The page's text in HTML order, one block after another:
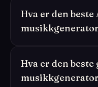
Hva er den beste
Hva er den